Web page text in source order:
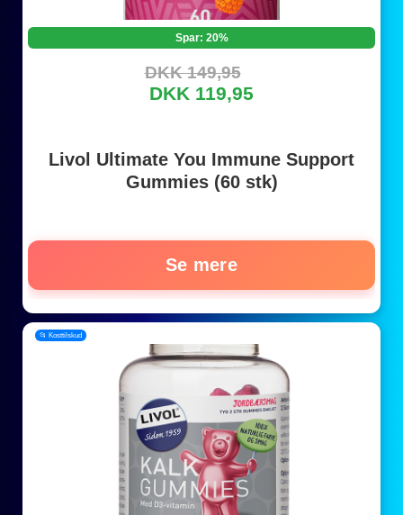
Spar: 20%
DKK 149,95
DKK 119,95
Livol Ultimate You Immune Support
Gummies (60 stk)
Se mere
📂 Kosttilskud